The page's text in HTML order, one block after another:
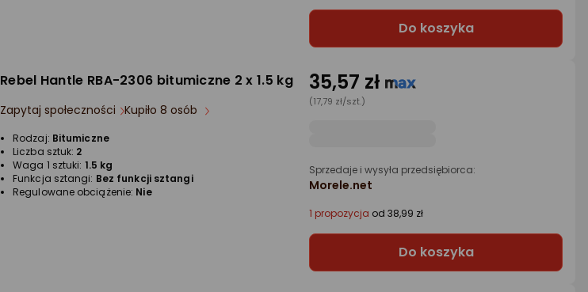
Do koszyka
Rebel ‎‎Hantle RBA-2306 bitumiczne 2 x 1.5 kg
Zapytaj społeczności Kupiło 8 osób
Rodzaj: Bitumiczne
Liczba sztuk: 2
Waga 1 sztuki: 1.5 kg
Funkcja sztangi: Bez funkcji sztangi
Regulowane obciążenie: Nie
35,57 zł
(17,79 zł/szt.)
Sprzedaje i wysyła przedsiębiorca:
Morele.net
1 propozycja od 38,99 zł
Do koszyka